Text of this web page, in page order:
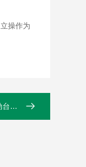
操作为
台